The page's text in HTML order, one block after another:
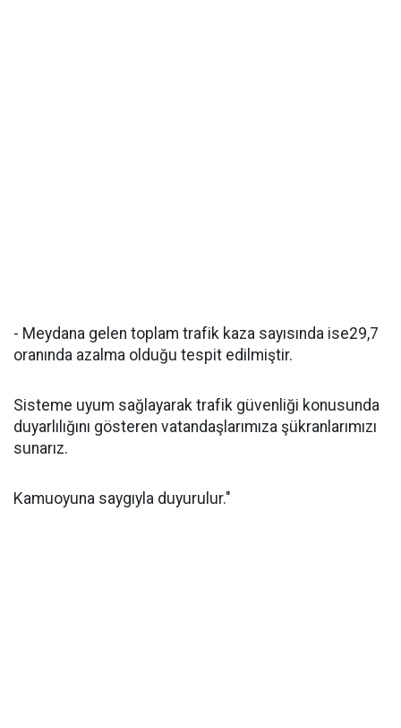
- Meydana gelen toplam trafik kaza sayısında ise29,7
oranında azalma olduğu tespit edilmiştir.
Sisteme uyum sağlayarak trafik güvenliği konusunda
duyarlılığını gösteren vatandaşlarımıza şükranlarımızı
sunarız.
Kamuoyuna saygıyla duyurulur."